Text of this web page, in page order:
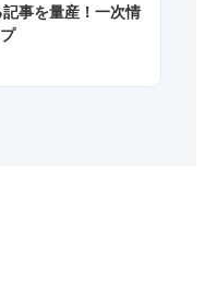
記事を量産！一次情